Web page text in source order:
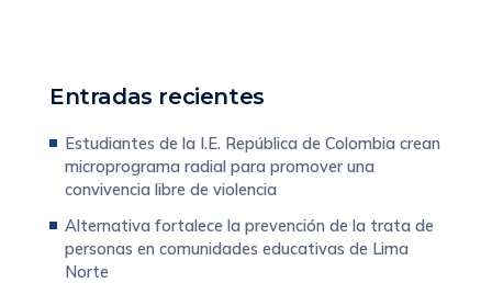
Entradas recientes
Estudiantes de la I.E. República de Colombia crean
microprograma radial para promover una
convivencia libre de violencia
Alternativa fortalece la prevención de la trata de
personas en comunidades educativas de Lima
Norte